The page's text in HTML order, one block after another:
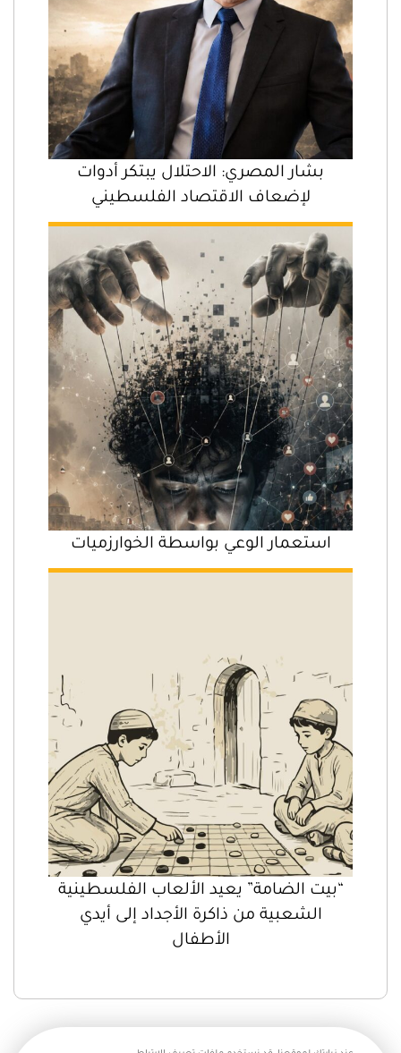
بشار المصري: الاحتلال يبتكر أدوات
لإضعاف الاقتصاد الفلسطيني
استعمار الوعي بواسطة الخوارزميات
“بيت الضامة” يعيد الألعاب الفلسطينية
الشعبية من ذاكرة الأجداد إلى أيدي
الأطفال